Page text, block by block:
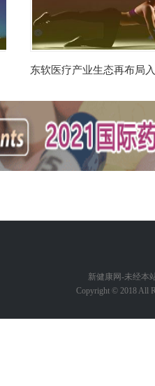
东软医疗产业生态再布局
新健康网-未经本
Copyright © 2018 All